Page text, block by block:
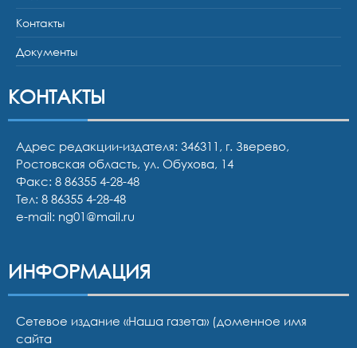
Контакты
Документы
КОНТАКТЫ
Адрес редакции-издателя: 346311, г. Зверево,
Ростовская область, ул. Обухова, 14
Факс: 8 86355 4-28-48
Тел: 8 86355 4-28-48
e-mail: ng01@mail.ru
ИНФОРМАЦИЯ
Сетевое издание «Наша газета» (доменное имя
сайта